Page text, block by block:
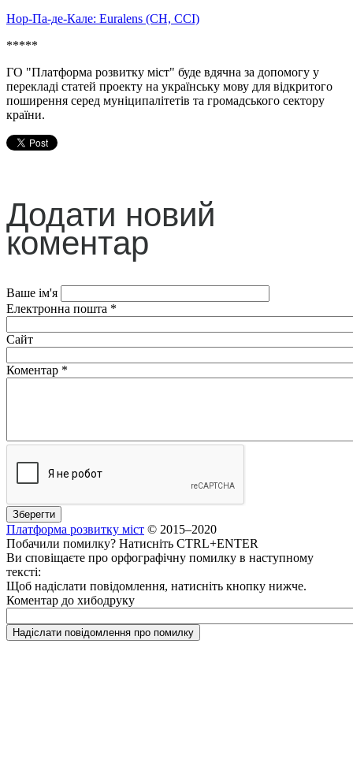
Нор-Па-де-Кале: Euralens (CH, CCI)
*****
ГО "Платформа розвитку міст" буде вдячна за допомогу у
перекладі статей проекту на українську мову для відкритого
поширення серед муніципалітетів та громадського сектору
країни.
Додати новий
коментар
Ваше ім'я
Електронна пошта *
Сайт
Коментар *
Платформа розвитку міст © 2015–2020
Побачили помилку? Натисніть CTRL+ENTER
Ви сповіщаєте про орфографічну помилку в наступному
тексті:
Щоб надіслати повідомлення, натисніть кнопку нижче.
Коментар до хибодруку